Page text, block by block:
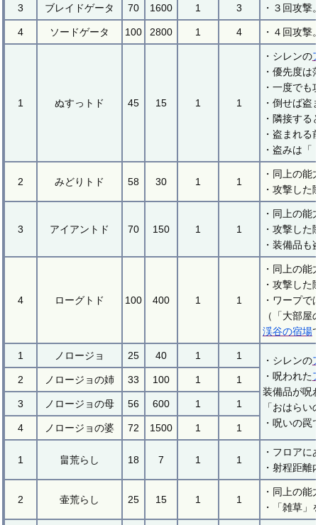
3 ブレイドゲータ 70 1600 1 3 ・３回攻
4 ソードゲータ 100 2800 1 4 ・４回攻
1 ぬすっトド 45 15 1 1
・シレンの
・優先度は
・一度で
・倒せば盗
・隣接す
・盗まれる
・盗みは「
2 みどりトド 58 30 1 1
・同上の能
・攻撃し
3 アイアントド 70 150 1 1
・同上の能
・攻撃した
・装備品
4 ローグトド 100 400 1 1
・同上の能
・攻撃した
・ワープ
（「大部
渓谷の宿場
1 ノロージョ 25 40 1 1 ・シレンの
・呪われた
装備品が呪
「おはら
・呪いの罠
2 ノロージョの姉 33 100 1 1
3 ノロージョの母 56 600 1 1
4 ノロージョの婆 72 1500 1 1
1 畠荒らし 18 7 1 1
・フロアに
・射程距
2 壷荒らし 25 15 1 1
・同上の能
・「雑草